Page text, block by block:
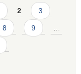
2 3
8 9